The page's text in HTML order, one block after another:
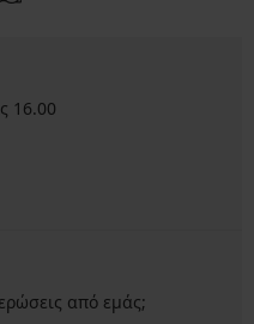
16.00
από εμάς;